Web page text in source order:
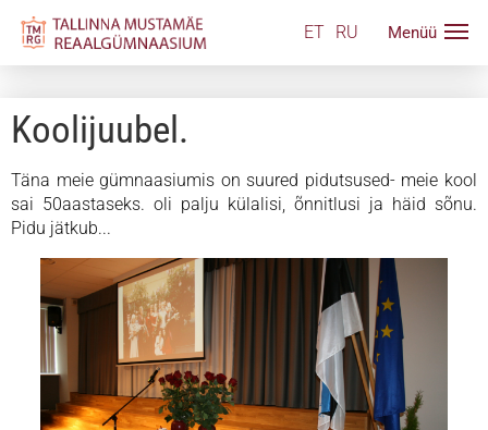
ET RU
Koolijuubel.
Täna meie gümnaasiumis on suured pidutsused- meie kool
sai 50aastaseks. oli palju külalisi, õnnitlusi ja häid sõnu.
Pidu jätkub...